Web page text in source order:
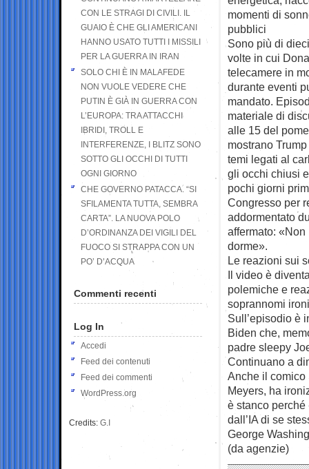
momenti di
pubblici
Sono più di
volte in cui
telecamere in
durante eventi
mandato.
materiale di
alle 15 del
mostrano
temi legati al
gli occhi chiusi
pochi giorni
Congresso per
addormentato
affermato: «Non
dorme».
Le reazioni sui
Il video è
polemiche e
soprannomi
Sull’episodio è
Biden che,
padre sleepy
Continuano a
Anche il comico
Meyers, ha
è stanco
dall’IA di se
George
(da agenzie)
CON LE STRAGI DI CIVILI. IL
GUAIO È CHE GLI AMERICANI
HANNO USATO TUTTI I MISSILI
PER LA GUERRA IN IRAN
SOLO CHI È IN MALAFEDE
NON VUOLE VEDERE CHE
PUTIN È GIÀ IN GUERRA CON
L’EUROPA: TRA ATTACCHI
IBRIDI, TROLL E
INTERFERENZE, I BLITZ SONO
SOTTO GLI OCCHI DI TUTTI
OGNI GIORNO
CHE GOVERNO PATACCA. “SI
SFILAMENTA TUTTA, SEMBRA
CARTA”. LA NUOVA POLO
D’ORDINANZA DEI VIGILI DEL
FUOCO SI STRAPPA CON UN
PO’ D’ACQUA
Commenti recenti
Log In
Accedi
Feed dei contenuti
Feed dei commenti
WordPress.org
Credits: G.I